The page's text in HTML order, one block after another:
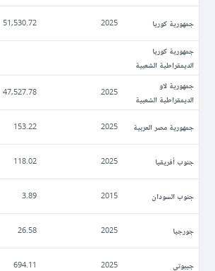
جمهورية كوريا 2025
51,530.72
جمهورية كوريا
الديمقراطية الشعبية
جمهورية لاو
الديمقراطية الشعبية
2025
47,527.78
جمهورية مصر العربية 2025
153.22
جنوب أفريقيا 2025
118.02
جنوب السودان 2015
3.89
جورجيا 2025
26.58
جيبوتي 2025
694.11